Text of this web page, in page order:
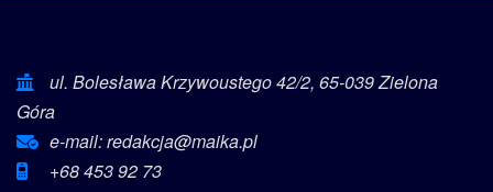
ul. Bolesława Krzywoustego 42/2, 65-039 Zielona
Góra
e-mail: redakcja@maika.pl
+68 453 92 73